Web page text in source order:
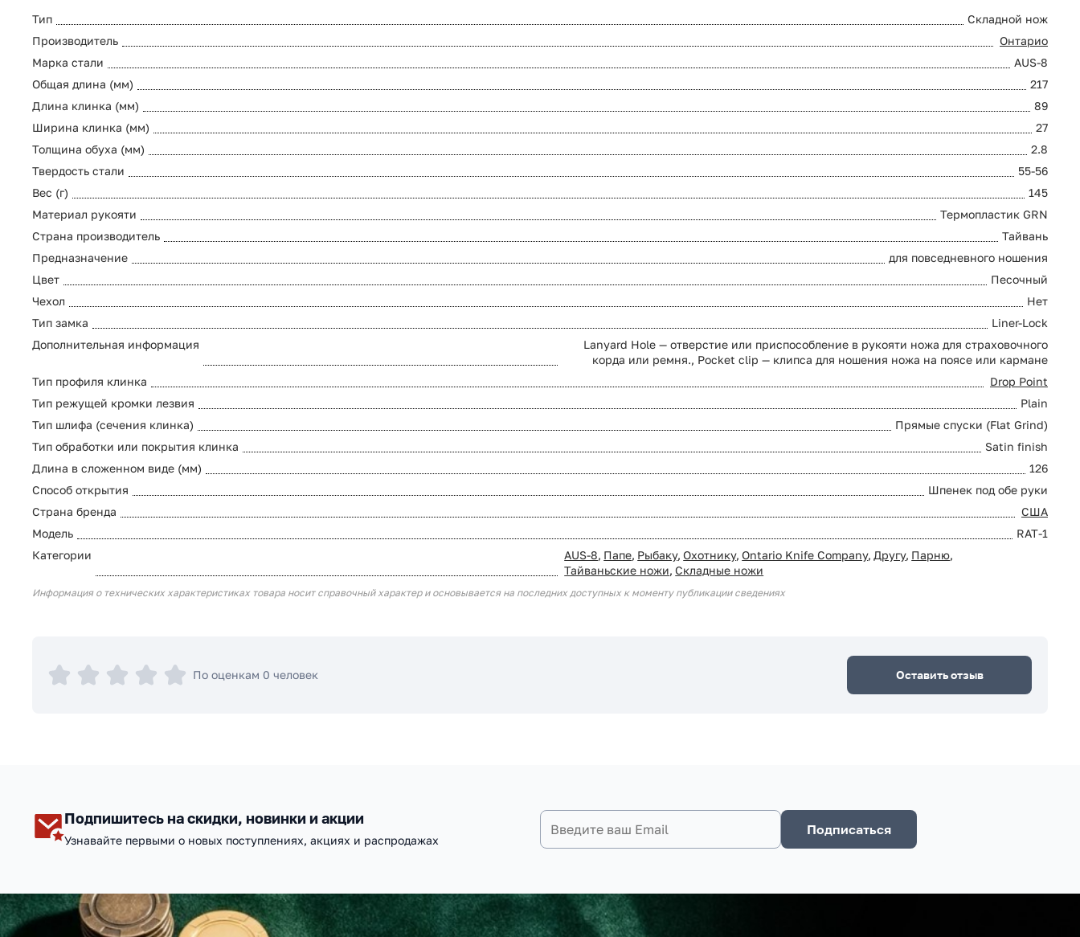
Тип
Складной нож
Производитель
Онтарио
Марка стали
AUS-8
Общая длина (мм)
217
Длина клинка (мм)
89
Ширина клинка (мм)
27
Толщина обуха (мм)
2.8
Твердость стали
55-56
Вес (г)
145
Материал рукояти
Термопластик GRN
Страна производитель
Тайвань
Предназначение
для повседневного ношения
Цвет
Песочный
Чехол
Нет
Тип замка
Liner-Lock
Дополнительная информация
Lanyard Hole — отверстие или приспособление в рукояти ножа для страховочного
корда или ремня., Pocket clip — клипса для ношения ножа на поясе или кармане
Тип профиля клинка
Drop Point
Тип режущей кромки лезвия
Plain
Тип шлифа (сечения клинка)
Прямые спуски (Flat Grind)
Тип обработки или покрытия клинка
Satin finish
Длина в сложенном виде (мм)
126
Способ открытия
Шпенек под обе руки
Страна бренда
США
Модель
RAT-1
Категории
AUS-8, Папе, Рыбаку, Охотнику, Ontario Knife Company, Другу, Парню,
Тайваньские ножи, Складные ножи
Информация о технических характеристиках товара носит справочный характер и основывается на последних доступных к моменту публикации сведениях
По оценкам 0 человек Оставить отзыв
Подпишитесь на скидки, новинки и акции
Узнавайте первыми о новых поступлениях, акциях и распродажах
Подписаться